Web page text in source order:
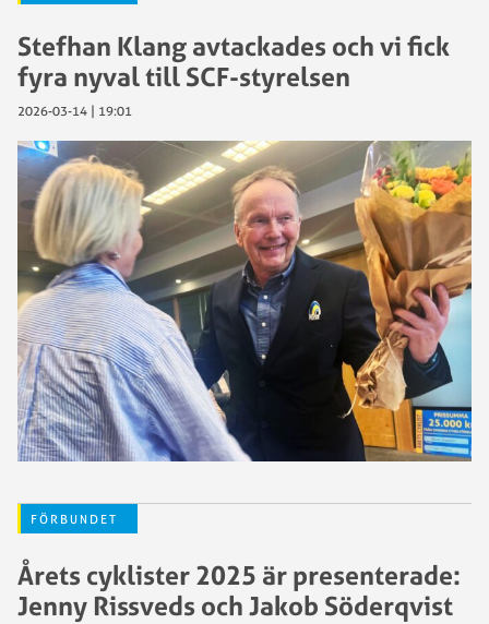
Stefhan Klang avtackades och vi fick
fyra nyval till SCF-styrelsen
2026-03-14 | 19:01
FÖRBUNDET
Årets cyklister 2025 är presenterade:
Jenny Rissveds och Jakob Söderqvist